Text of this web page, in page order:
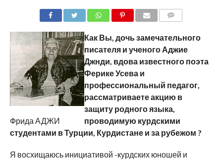
Фрида АДЖИ
Как Вы, дочь замечательного
писателя и ученого Аджие
Джнди, вдова известного поэта
Ферике Усева и
профессиональный педагог,
рассматриваете акцию в
защиту родного языка,
проводимую курдскими
студентами в Турции, Курдистане и за рубежом ?
Я восхищаюсь инициативой -курдских юношей и